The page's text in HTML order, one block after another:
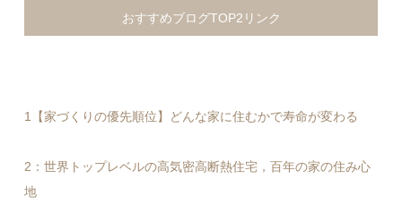
おすすめブログTOP2リンク
1【家づくりの優先順位】どんな家に住むかで寿命が変わる
2：世界トップレベルの高気密高断熱住宅，百年の家の住み心
地